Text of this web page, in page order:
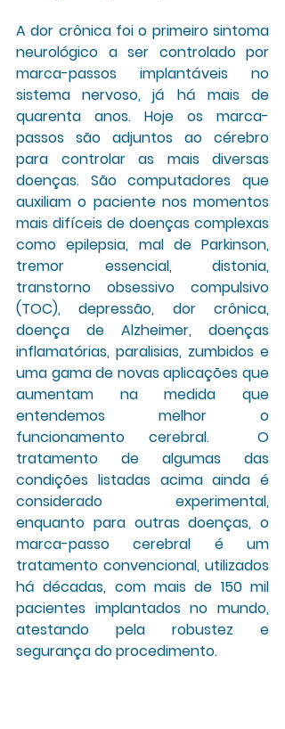
A dor crônica foi o primeiro sintoma
neurológico a ser controlado por
marca-passos implantáveis no
sistema nervoso, já há mais de
quarenta anos. Hoje os marca-
passos são adjuntos ao cérebro
para controlar as mais diversas
doenças. São computadores que
auxiliam o paciente nos momentos
mais difíceis de doenças complexas
como epilepsia, mal de Parkinson,
tremor essencial, distonia,
transtorno obsessivo compulsivo
(TOC), depressão, dor crônica,
doença de Alzheimer, doenças
inflamatórias, paralisias, zumbidos e
uma gama de novas aplicações que
aumentam na medida que
entendemos melhor o
funcionamento cerebral.  O
tratamento de algumas das
condições listadas acima ainda é
considerado experimental,
enquanto para outras doenças, o
marca-passo cerebral é um
tratamento convencional, utilizados
há décadas, com mais de 150 mil
pacientes implantados no mundo,
atestando pela robustez e
segurança do procedimento.